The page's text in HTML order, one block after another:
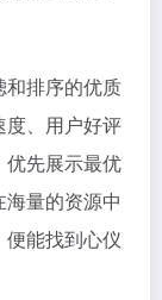
和排序的优质
度、用户好评
优先展示最优
量的资源中
能找到心仪